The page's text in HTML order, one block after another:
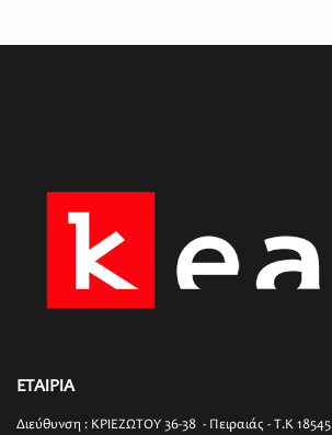
ΕΤΑΙΡΙΑ
Διεύθυνση : ΚΡΙΕΖΩΤΟΥ 36-38 - Πειραιάς - T.K 18545